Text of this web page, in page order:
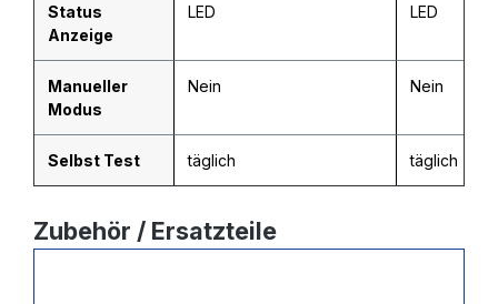
Status
Anzeige
LED LED
Manueller
Modus
Nein Nein
Selbst Test täglich täglich
Produktgalerie überspringen
Zubehör / Ersatzteile